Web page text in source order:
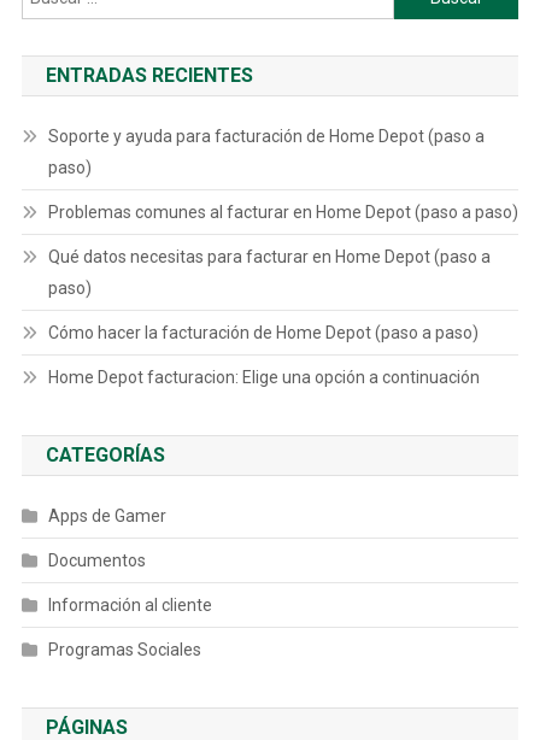
ENTRADAS RECIENTES
Soporte y ayuda para facturación de Home Depot (paso a
paso)
Problemas comunes al facturar en Home Depot (paso a paso)
Qué datos necesitas para facturar en Home Depot (paso a
paso)
Cómo hacer la facturación de Home Depot (paso a paso)
Home Depot facturacion: Elige una opción a continuación
CATEGORÍAS
Apps de Gamer
Documentos
Información al cliente
Programas Sociales
PÁGINAS